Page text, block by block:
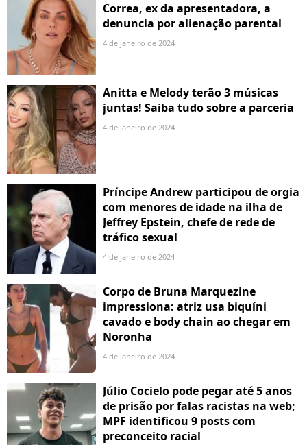
Correa, ex da apresentadora, a
denuncia por alienação parental
4 de janeiro de 2024
Anitta e Melody terão 3 músicas
juntas! Saiba tudo sobre a parceria
4 de janeiro de 2024
Príncipe Andrew participou de orgia
com menores de idade na ilha de
Jeffrey Epstein, chefe de rede de
tráfico sexual
4 de janeiro de 2024
Corpo de Bruna Marquezine
impressiona: atriz usa biquíni
cavado e body chain ao chegar em
Noronha
4 de janeiro de 2024
Júlio Cocielo pode pegar até 5 anos
de prisão por falas racistas na web;
MPF identificou 9 posts com
preconceito racial